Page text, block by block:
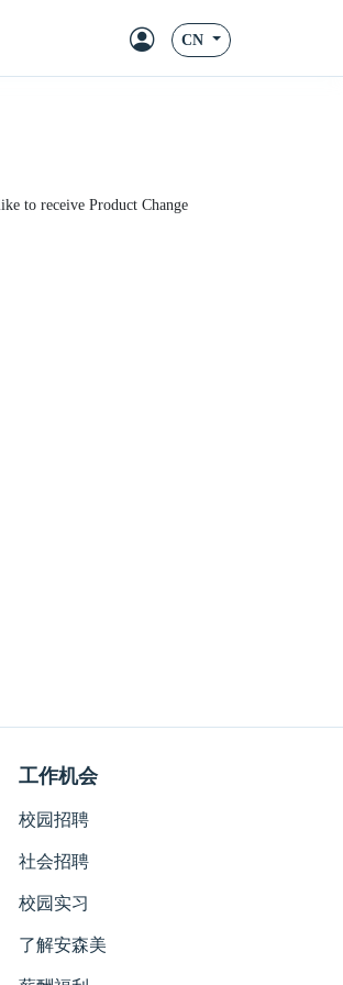
CN
to receive Product Change
工作机会
校园招聘
社会招聘
校园实习
了解安森美